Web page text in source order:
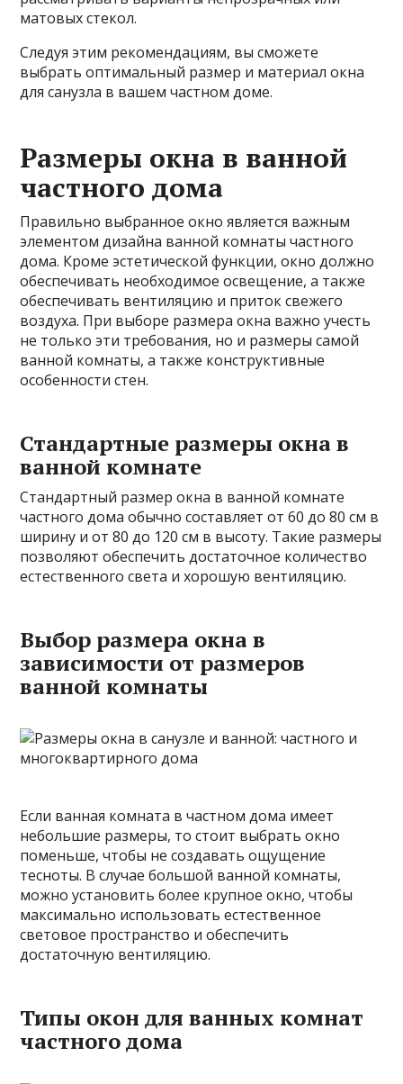
матовых стекол.
Следуя этим рекомендациям, вы сможете
выбрать оптимальный размер и материал окна
для санузла в вашем частном доме.
Размеры окна в ванной
частного дома
Правильно выбранное окно является важным
элементом дизайна ванной комнаты частного
дома. Кроме эстетической функции, окно должно
обеспечивать необходимое освещение, а также
обеспечивать вентиляцию и приток свежего
воздуха. При выборе размера окна важно учесть
не только эти требования, но и размеры самой
ванной комнаты, а также конструктивные
особенности стен.
Стандартные размеры окна в
ванной комнате
Стандартный размер окна в ванной комнате
частного дома обычно составляет от 60 до 80 см в
ширину и от 80 до 120 см в высоту. Такие размеры
позволяют обеспечить достаточное количество
естественного света и хорошую вентиляцию.
Выбор размера окна в
зависимости от размеров
ванной комнаты
Если ванная комната в частном дома имеет
небольшие размеры, то стоит выбрать окно
поменьше, чтобы не создавать ощущение
тесноты. В случае большой ванной комнаты,
можно установить более крупное окно, чтобы
максимально использовать естественное
световое пространство и обеспечить
достаточную вентиляцию.
Типы окон для ванных комнат
частного дома